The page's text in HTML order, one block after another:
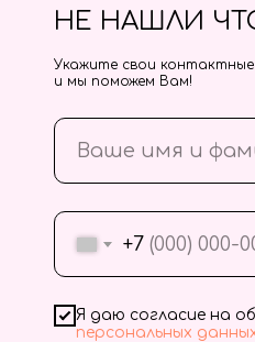
+7
Я даю согласие на
персональных
НЕ НАШЛИ
Укажите свои
и мы поможем Вам!